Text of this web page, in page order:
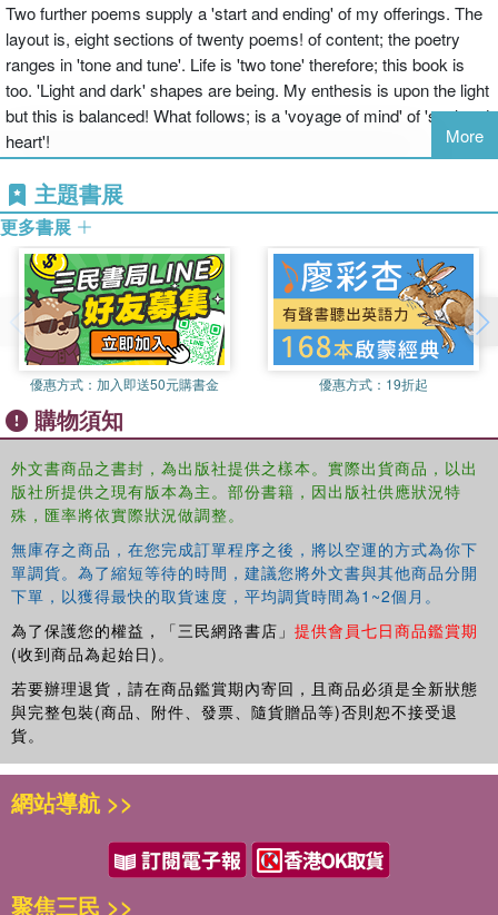
Two further poems supply a 'start and ending' of my offerings. The
layout is, eight sections of twenty poems! of content; the poetry
ranges in 'tone and tune'. Life is 'two tone' therefore; this book is
too. 'Light and dark' shapes are being. My enthesis is upon the light
but this is balanced! What follows; is a 'voyage of mind' of 'soul and
heart'!
More
主題書展
更多書展
優惠方式： 加入即送50元購書金 優惠方式： 19折起
購物須知
外文書商品之書封，為出版社提供之樣本。實際出貨商品，以出
版社所提供之現有版本為主。部份書籍，因出版社供應狀況特
殊，匯率將依實際狀況做調整。
無庫存之商品，在您完成訂單程序之後，將以空運的方式為你下
單調貨。為了縮短等待的時間，建議您將外文書與其他商品分開
下單，以獲得最快的取貨速度，平均調貨時間為1~2個月。
為了保護您的權益，「三民網路書店」 提供會員七日商品鑑賞期
(收到商品為起始日)。
若要辦理退貨，請在商品鑑賞期內寄回，且商品必須是全新狀態
與完整包裝(商品、附件、發票、隨貨贈品等)否則恕不接受退
貨。
網站導航 >>
聚焦三民 >>